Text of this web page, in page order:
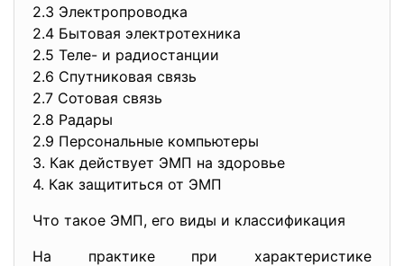
2.3 Электропроводка
2.4 Бытовая электротехника
2.5 Теле- и радиостанции
2.6 Спутниковая связь
2.7 Сотовая связь
2.8 Радары
2.9 Персональные компьютеры
3. Как действует ЭМП на здоровье
4. Как защититься от ЭМП
Что такое ЭМП, его виды и классификация
На практике при характеристике